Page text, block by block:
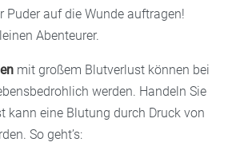
Puder auf die Wunde auftragen!
Abenteurer.
mit großem Blutverlust können bei
werden. Handeln Sie
kann eine Blutung durch Druck von
So geht’s: